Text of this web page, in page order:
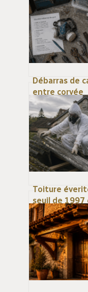
sonore à la
Débarras de
entre corvée
logistique et
valorisation
immobilière,
comment
Toiture
seuil de 1997
réflexes pour
l’amiante
risque